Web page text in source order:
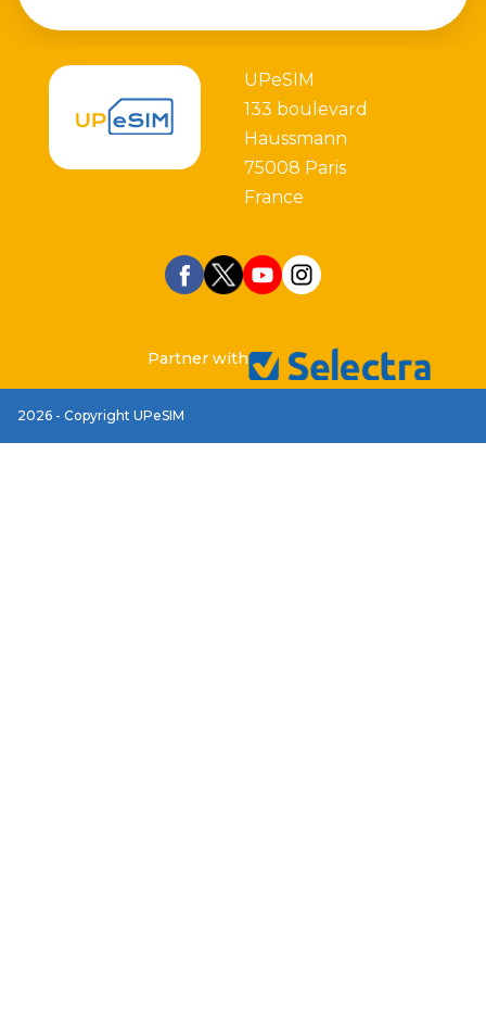
UPeSIM
133 boulevard
Haussmann
75008 Paris
France
Partner with
2026 - Copyright UPeSIM